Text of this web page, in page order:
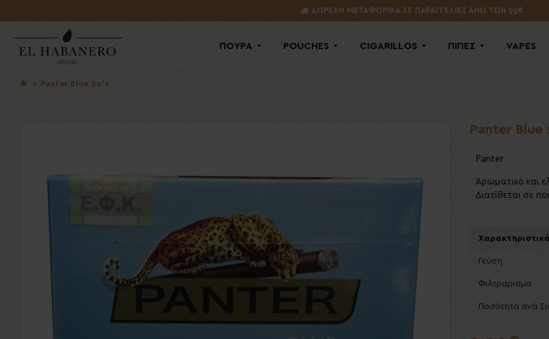
ΔΩΡΕΑΝ ΜΕΤΑΦΟΡΙΚΑ ΣΕ ΠΑΡΑΓΓΕΛΙΕΣ ΑΝΩ ΤΩΝ 95€
ΠΟΥΡΑ POUCHES CIGARILLOS ΠΙΠΕΣ VAPES
Panter Blue 20's
Panter Blue
Panter
Αρωματικό και
Διατίθεται σε
Χαρακτηριστικά
Γεύση
Φιλτραρισμα
Ποσότητα ανά